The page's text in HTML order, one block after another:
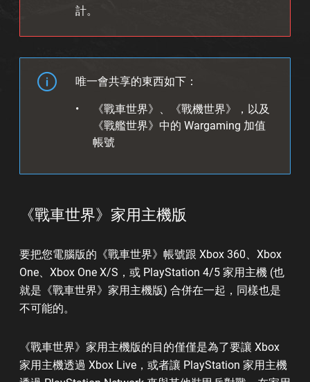
計。
唯一會共享的東西如下：
《戰車世界》、《戰機世界》，以及
《戰艦世界》中的 Wargaming 加值
帳號
《戰車世界》家用主機版
要把您電腦版的《戰車世界》帳號跟 Xbox 360、Xbox
One、Xbox One X/S，或 PlayStation 4/5 家用主機 (也
就是《戰車世界》家用主機版) 合併在一起，同樣也是
不可能的。
《戰車世界》家用主機版的目的僅僅是為了要讓 Xbox
家用主機透過 Xbox Live，或者讓 PlayStation 家用主機